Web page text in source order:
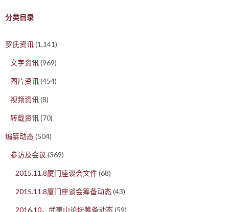
分类目录
罗氏资讯(1,141)
文字资讯(969)
图片资讯(454)
视频资讯(8)
转载资讯(70)
编纂动态(504)
参访及会议 (369)
2015.11.8厦门座谈会文件(68)
2015.11.8厦门座谈会筹备动态(43)
2016.10，武夷山论坛筹备动态(59)